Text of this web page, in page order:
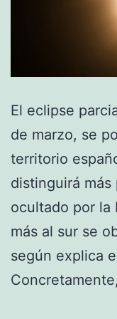
El eclipse
de marzo, se
territorio
distinguirá
ocultado por la
más al sur se
según explica